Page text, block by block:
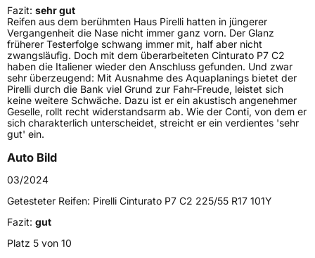
VerwendungSommerreifen
ModellnameCinturato P7 C2
FahrzeugartPKW & SUV
Weitere Eigenschaften
SchlauchtypTL
Zustand Neureifen
Felgenschutz
Seal Seal
Fazit: sehr gut
Reifen aus dem berühmten Haus Pirelli hatten in jüngerer
Vergangenheit die Nase nicht immer ganz vorn. Der Glanz
früherer Testerfolge schwang immer mit, half aber nicht
zwangsläufig. Doch mit dem überarbeiteten Cinturato P7 C2
haben die Italiener wieder den Anschluss gefunden. Und zwar
sehr überzeugend: Mit Ausnahme des Aquaplanings bietet der
Pirelli durch die Bank viel Grund zur Fahr-Freude, leistet sich
keine weitere Schwäche. Dazu ist er ein akustisch angenehmer
Geselle, rollt recht widerstandsarm ab. Wie der Conti, von dem er
sich charakterlich unterscheidet, streicht er ein verdientes 'sehr
gut' ein.
Auto Bild
03/2024
Getesteter Reifen: Pirelli Cinturato P7 C2 225/55 R17 101Y
Fazit: gut
Platz 5 von 10